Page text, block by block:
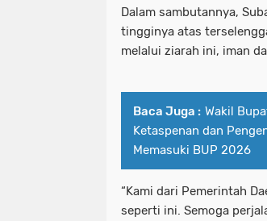
Dalam sambutannya,
tingginya atas
melalui ziarah ini, iman
Baca Juga : Wakil
Ketaspenan dan
Memasuki BUP 2026
“Kami dari Pemerintah
seperti ini. Semoga